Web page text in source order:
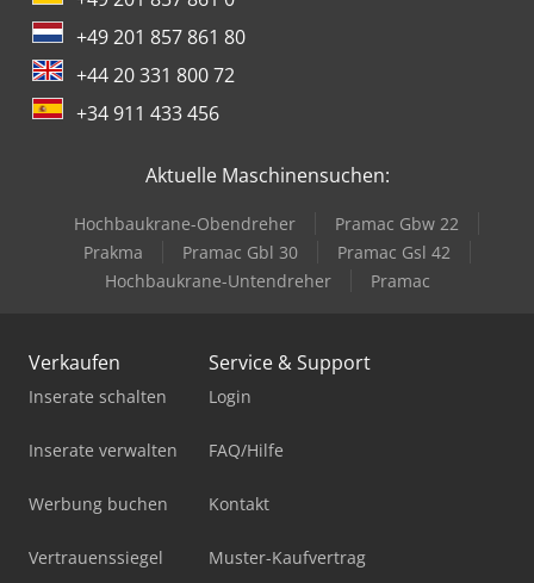
+49 201 857 861 80
+44 20 331 800 72
+34 911 433 456
Aktuelle Maschinensuchen:
Hochbaukrane-Obendreher
Pramac Gbw 22
Prakma
Pramac Gbl 30
Pramac Gsl 42
Hochbaukrane-Untendreher
Pramac
Verkaufen
Inserate schalten
Inserate verwalten
Werbung buchen
Vertrauenssiegel
Service & Support
Login
FAQ/Hilfe
Kontakt
Muster-Kaufvertrag